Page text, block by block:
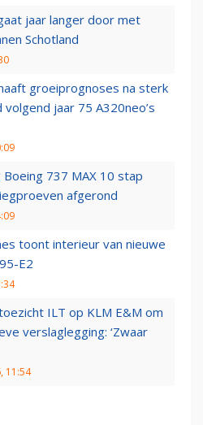
jaar langer door met
Schotland
groeiprognoses na sterk
volgend jaar 75 A320neo’s
737 MAX 10 stap
afgerond
toont interieur van nieuwe
E2
ILT op KLM E&M om
verslaglegging: ‘Zwaar
11:54